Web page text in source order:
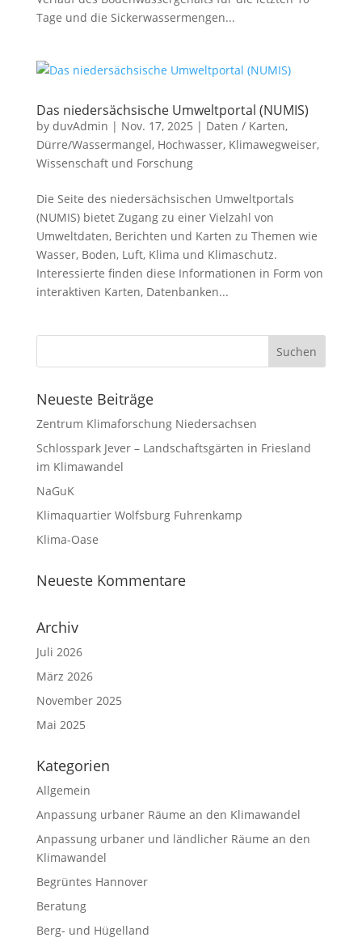
Tage und die Sickerwassermengen...
Das niedersächsische Umweltportal (NUMIS)
by duvAdmin | Nov. 17, 2025 | Daten / Karten,
Dürre/Wassermangel, Hochwasser, Klimawegweiser,
Wissenschaft und Forschung
Die Seite des niedersächsischen Umweltportals
(NUMIS) bietet Zugang zu einer Vielzahl von
Umweltdaten, Berichten und Karten zu Themen wie
Wasser, Boden, Luft, Klima und Klimaschutz.
Interessierte finden diese Informationen in Form von
interaktiven Karten, Datenbanken...
Neueste Beiträge
Zentrum Klimaforschung Niedersachsen
Schlosspark Jever – Landschaftsgärten in Friesland
im Klimawandel
NaGuK
Klimaquartier Wolfsburg Fuhrenkamp
Klima-Oase
Neueste Kommentare
Archiv
Juli 2026
März 2026
November 2025
Mai 2025
Kategorien
Allgemein
Anpassung urbaner Räume an den Klimawandel
Anpassung urbaner und ländlicher Räume an den
Klimawandel
Begrüntes Hannover
Beratung
Berg- und Hügelland